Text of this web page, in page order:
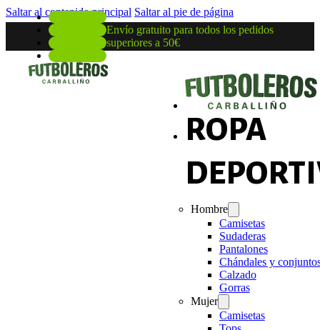
Saltar al contenido principal Saltar al pie de página
Envío gratuito para todos los pedidos
superiores a 50€
ROPA
Hombre
Camisetas
Sudaderas
Pantalones
Chándales y
Calzado
Gorras
Mujer
Camisetas